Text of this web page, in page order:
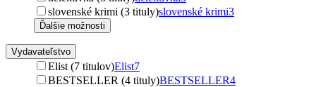
slovenské krimi (3 tituly)slovenské krimi3
Ďalšie možnosti
Vydavateľstvo
Elist (7 titulov)Elist7
BESTSELLER (4 tituly)BESTSELLER4